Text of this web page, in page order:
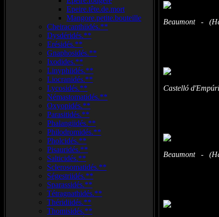
Epeire.tête.de.mort
Mangore.petite.bouteille
Cheiracanthiidés.**
Dysdéridés.**
Erésidés.**
Gnaphosidés.**
Ixodides.**
Linyphiidés.**
Liocranidés.**
Lycosidés.**
Némastomatidés.**
Oxyopidés.**
Parasitidés.**
Phalangiidés.**
Philodromidés.**
Pholcidés.**
Pisauridés.**
Salticidés.**
Sclerosomatidés.**
Ségestriidés.**
Sparassidés.**
Tétragnathidés.**
Théridiidés.**
Thomisidés.**
Beaumont -
Castelló
Beaumont -